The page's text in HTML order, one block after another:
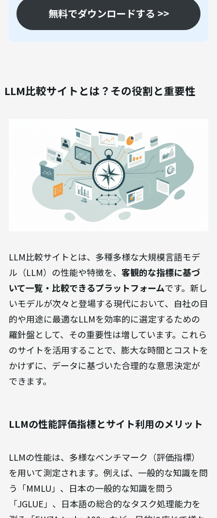
無料でダウンロードする >>
LLM比較サイトとは？その役割と重要性
LLM比較サイトとは、多種多様な大規模言語モデ
ル（LLM）の性能や特徴を、 客観的な指標に基づ
いて一覧・比較できるプラットフォームです。新し
いモデルが次々と登場する現代において、自社の目
的や用途に最適なLLMを効率的に選定するための
羅針盤として、その重要性は増しています。これら
のサイトを活用することで、膨大な時間とコストを
かけずに、データに基づいた合理的な意思決定が
できます。
LLMの性能評価指標とサイト利用のメリット
LLMの性能は、多様なベンチマーク（評価指標）
を用いて測定されます。例えば、一般的な知識を問
う「MMLU」、日本の一般的な知識を問う
「JGLUE」、日本語の総合的なタスク処理能力を